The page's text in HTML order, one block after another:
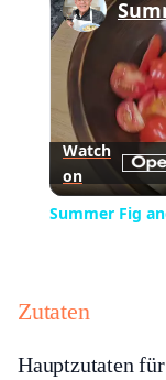
Watch
on
Summer Fig
Zutaten
Hauptzutaten